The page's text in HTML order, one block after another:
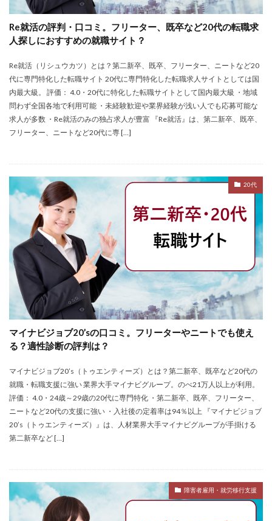
Re就活の評判・口コミ。フリーター、既卒など20代の転職求
人探しにおすすめの就職サイト？
Re就活（リシュウカツ）とは？第二新卒、既卒、フリーター、ニートなど20
代に専門特化した転職サイト 20代に専門特化した転職求人サイトとしては国
内最大級。 評価： 4.0・20代に特化した転職サイトとして国内最大級 ・地域
問わず全国各地で利用可能 ・未経験歓迎や業界経験が浅い人でも応募可能な
求人が多数 ・Re就活のみの独占求人が豊富 『Re就活』は、第二新卒、既卒、
フリーター、ニートなど20代に専 […]
20代
マイナビジョブ20’sの口コミ。フリーターやニートでも使え
る？適性診断の評判は？
マイナビジョブ20’s（トゥエンティーズ）とは？第二新卒、既卒など20代の
就職・転職支援に強い 業界大手マイナビグループ。のべ21万人以上が利用。
評価： 4.0・24歳～29歳の20代に専門特化 ・第二新卒、既卒、フリーター、
ニートなど20代の支援に強い ・入社後の定着率は94％以上 『マイナビジョブ
20’s（トゥエンティーズ）』は、人材業界大手マイナビグループが手掛ける
第二新卒など […]
障害者雇用・就労移行支援